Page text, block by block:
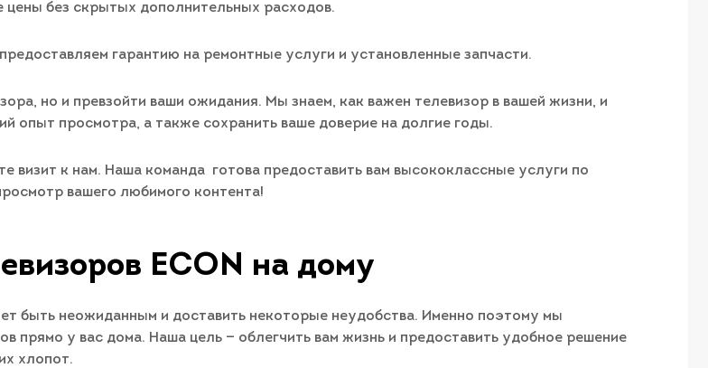
без скрытых дополнительных расходов.
гарантию на ремонтные услуги и установленные запчасти.
но и превзойти ваши ожидания. Мы знаем, как важен телевизор в вашей жизни, и
опыт просмотра, а также сохранить ваше доверие на долгие годы.
визит к нам. Наша команда готова предоставить вам высококлассные услуги по
вашего любимого контента!
ECON на дому
быть неожиданным и доставить некоторые неудобства. Именно поэтому мы
прямо у вас дома. Наша цель — облегчить вам жизнь и предоставить удобное решение
хлопот.